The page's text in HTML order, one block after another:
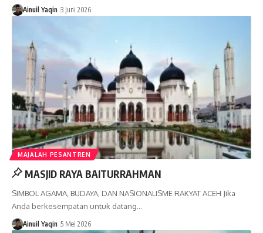
Ainuil Yaqin 3 Juni 2026
MAJALAH PESANTREN
MASJID RAYA BAITURRAHMAN
SIMBOL AGAMA, BUDAYA, DAN NASIONALISME RAKYAT ACEH Jika
Anda berkesempatan untuk datang…
Ainuil Yaqin 5 Mei 2026